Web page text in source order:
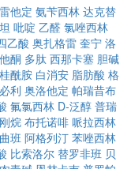
他定 氨苄西林 达克替
吡啶 乙醛 氯唑西林
乙酸 奥扎格雷 奎宁 洛
酮 多肽 西那卡塞 胆碱
酰胺 白消安 脂肪酸 格
利 奥洛他定 帕瑞昔布
氟氯西林 D-泛醇 普瑞
烷 布托诺啡 哌拉西林
班 阿格列汀 苯唑西林
比索洛尔 替罗非班 贝